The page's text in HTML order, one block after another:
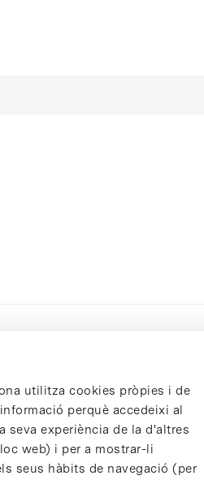
utilitza cookies pròpies i de
perquè accedeixi al
seva experiència de la d'altres
web) i per a mostrar-li
seus hàbits de navegació (per